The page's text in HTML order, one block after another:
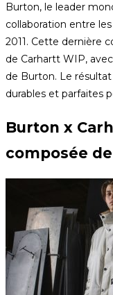
Burton, le leader
collaboration entre
2011. Cette dernière
de Carhartt WIP,
de Burton. Le
durables et parfaites
Burton x
composée